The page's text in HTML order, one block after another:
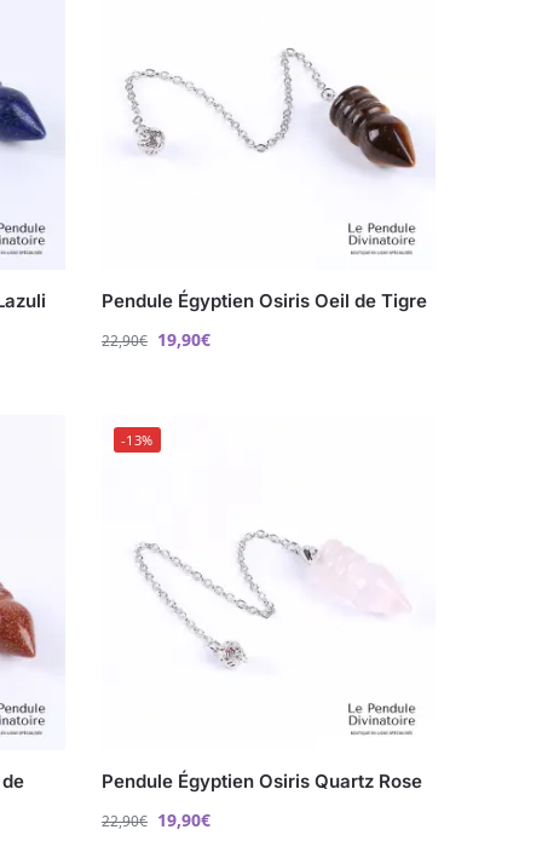
Pendule Égyptien Osiris Oeil de Tigre
22,90€ 19,90€
-13%
Pendule Égyptien Osiris Quartz Rose
22,90€ 19,90€